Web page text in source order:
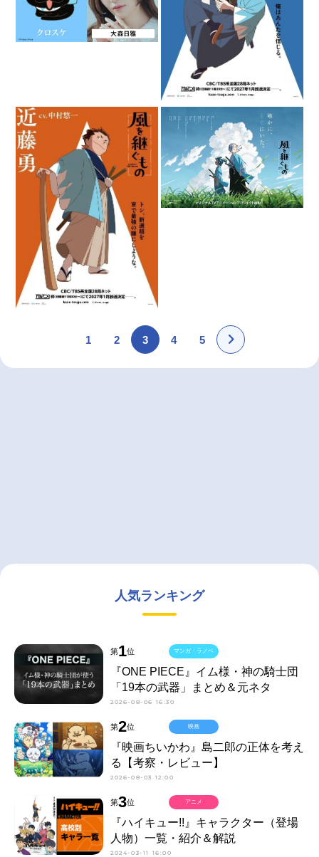
1 2 3 4 5
人気ランキング
第1位
『ONE PIECE』イム様・神の騎士団
「19本の武器」まとめ＆元ネタ
2026-08-06 16:30
マンガ・ラノベ
第2位
『映画ちいかわ』島二郎の正体を考え
る【考察・レビュー】
2026-08-03 12:00
映画
第3位
『ハイキュー!!』キャラクター（登場
人物）一覧・紹介＆解説
2024-03-11 16:00
アニメ